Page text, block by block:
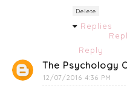
Delete
Replies
Reply
The Psychology
12/07/2016 4:36 PM